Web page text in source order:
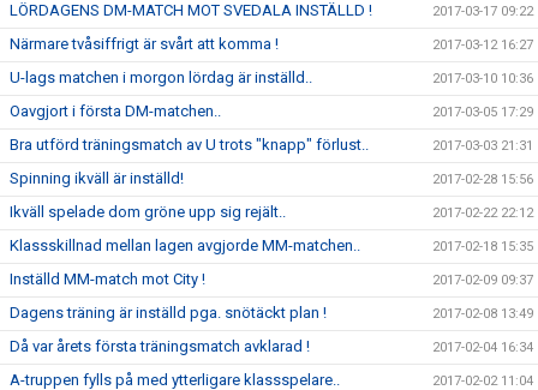
LÖRDAGENS DM-MATCH MOT SVEDALA INSTÄLLD ! 2017-03-17 09:22
Närmare tvåsiffrigt är svårt att komma ! 2017-03-12 16:27
U-lags matchen i morgon lördag är inställd.. 2017-03-10 10:36
Oavgjort i första DM-matchen.. 2017-03-05 17:29
Bra utförd träningsmatch av U trots "knapp" förlust.. 2017-03-03 21:31
Spinning ikväll är inställd! 2017-02-28 15:56
Ikväll spelade dom gröne upp sig rejält.. 2017-02-22 22:12
Klassskillnad mellan lagen avgjorde MM-matchen.. 2017-02-18 15:35
Inställd MM-match mot City ! 2017-02-09 09:37
Dagens träning är inställd pga. snötäckt plan ! 2017-02-08 13:49
Då var årets första träningsmatch avklarad ! 2017-02-04 16:34
A-truppen fylls på med ytterligare klassspelare.. 2017-02-02 11:04